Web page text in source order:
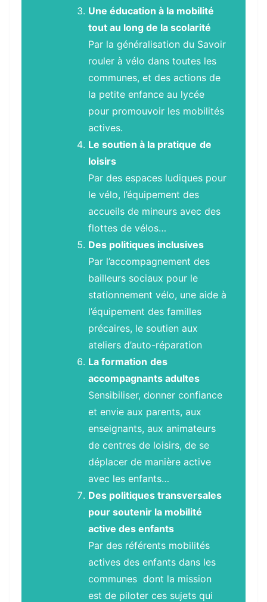
Une éducation à la mobilité
tout au long de la scolarité
Par la généralisation du Savoir
rouler à vélo dans toutes les
communes, et des actions de
la petite enfance au lycée
pour promouvoir les mobilités
actives.
Le soutien à la pratique de
loisirs
Par des espaces ludiques pour
le vélo, l’équipement des
accueils de mineurs avec des
flottes de vélos…
Des politiques inclusives
Par l’accompagnement des
bailleurs sociaux pour le
stationnement vélo, une aide à
l’équipement des familles
précaires, le soutien aux
ateliers d’auto-réparation
La formation des
accompagnants adultes
Sensibiliser, donner confiance
et envie aux parents, aux
enseignants, aux animateurs
de centres de loisirs, de se
déplacer de manière active
avec les enfants…
Des politiques transversales
pour soutenir la mobilité
active des enfants
Par des référents mobilités
actives des enfants dans les
communes dont la mission
est de piloter ces sujets qui